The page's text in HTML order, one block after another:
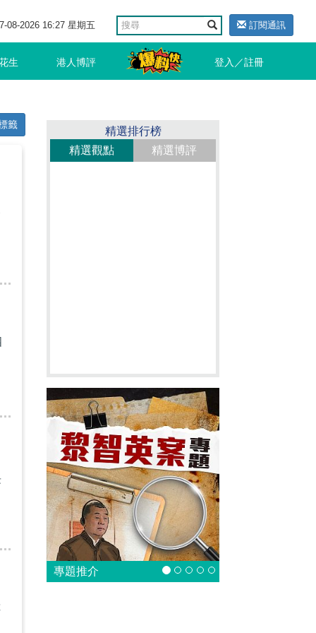
08-2026 16:27 星期五 訂閱通訊
生 港人博評 登入／註冊
籤
精選排行榜
精選觀點
精選博評
專題推介